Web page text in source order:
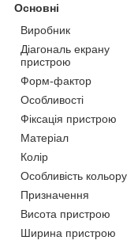
Основні
Виробник
Діагональ екрану
пристрою
Форм-фактор
Особливості
Фіксація пристрою
Матеріал
Колір
Особливість кольору
Призначення
Висота пристрою
Ширина пристрою